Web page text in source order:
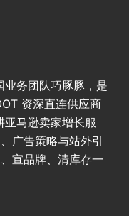
务团队巧豚豚，是
资深直连供应商
马逊卖家增长服
广告策略与站外引
宣品牌、清库存一